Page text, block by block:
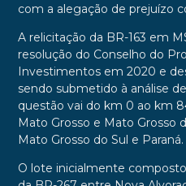
com a alegação de prejuízo
A relicitação da BR-163 em
resolução do Conselho do
Investimentos em 2020 e
sendo submetido à análise
questão vai do km 0 ao km
Mato Grosso e Mato Grosso
Mato Grosso do Sul e Paraná.
O lote inicialmente